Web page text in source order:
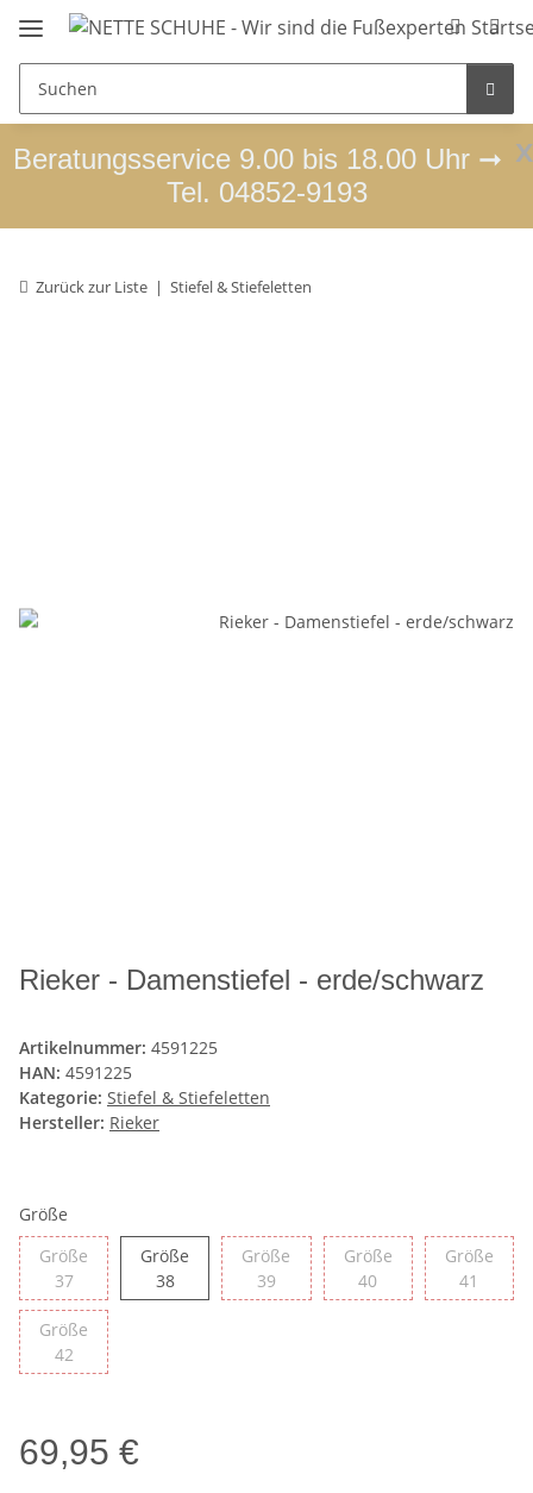
x
Beratungsservice 9.00 bis 18.00 Uhr ➞
Tel. 04852-9193
Zurück zur Liste Stiefel & Stiefeletten
Rieker - Damenstiefel - erde/schwarz
Artikelnummer: 4591225
HAN: 4591225
Kategorie: Stiefel & Stiefeletten
Hersteller: Rieker
Größe
Größe
37Größe 37
Größe
38Größe 38
Größe
39Größe 39
Größe
40Größe 40
Größe
41
Größe
42Größe 42
69,95 €